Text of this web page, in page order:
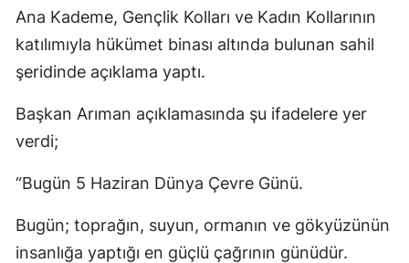
Ana Kademe, Gençlik Kolları ve Kadın Kollarının
katılımıyla hükümet binası altında bulunan sahil
şeridinde açıklama yaptı.
Başkan Arıman açıklamasında şu ifadelere yer
verdi;
“Bugün 5 Haziran Dünya Çevre Günü.
Bugün; toprağın, suyun, ormanın ve gökyüzünün
insanlığa yaptığı en güçlü çağrının günüdür.